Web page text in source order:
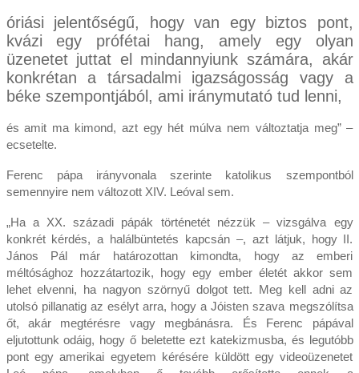
óriási jelentőségű, hogy van egy biztos pont,
kvázi egy prófétai hang, amely egy olyan
üzenetet juttat el mindannyiunk számára, akár
konkrétan a társadalmi igazságosság vagy a
béke szempontjából, ami iránymutató tud lenni,
és amit ma kimond, azt egy hét múlva nem változtatja meg” –
ecsetelte.
Ferenc pápa irányvonala szerinte katolikus szempontból
semennyire nem változott XIV. Leóval sem.
„Ha a XX. századi pápák történetét nézzük – vizsgálva egy
konkrét kérdés, a halálbüntetés kapcsán –, azt látjuk, hogy II.
János Pál már határozottan kimondta, hogy az emberi
méltósághoz hozzátartozik, hogy egy ember életét akkor sem
lehet elvenni, ha nagyon szörnyű dolgot tett. Meg kell adni az
utolsó pillanatig az esélyt arra, hogy a Jóisten szava megszólítsa
őt, akár megtérésre vagy megbánásra. És Ferenc pápával
eljutottunk odáig, hogy ő beletette ezt katekizmusba, és legutóbb
pont egy amerikai egyetem kérésére küldött egy videoüzenetet